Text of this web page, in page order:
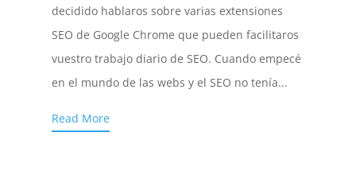
decidido hablaros sobre varias extensiones
SEO de Google Chrome que pueden facilitaros
vuestro trabajo diario de SEO. Cuando empecé
en el mundo de las webs y el SEO no tenía...
Read More